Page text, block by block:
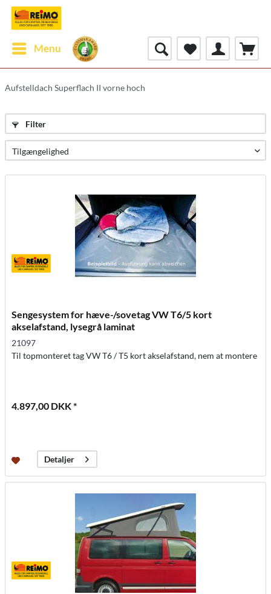
Menu
Aufstelldach Superflach II vorne hoch
Filter
Sengesystem for hæve-/sovetag VW T6/5 kort
akselafstand, lysegrå laminat
21097
Til topmonteret tag VW T6 / T5 kort akselafstand, nem at montere
4.897,00 DKK *
Detaljer